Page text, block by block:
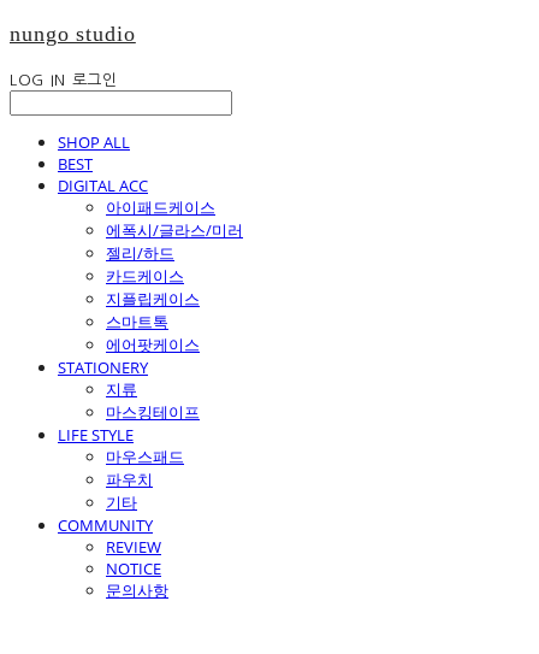
nungo studio
LOG IN 로그인
SHOP ALL
BEST
DIGITAL ACC
아이패드케이스
에폭시/글라스/미러
젤리/하드
카드케이스
지플립케이스
스마트톡
에어팟케이스
STATIONERY
지류
마스킹테이프
LIFE STYLE
마우스패드
파우치
기타
COMMUNITY
REVIEW
NOTICE
문의사항